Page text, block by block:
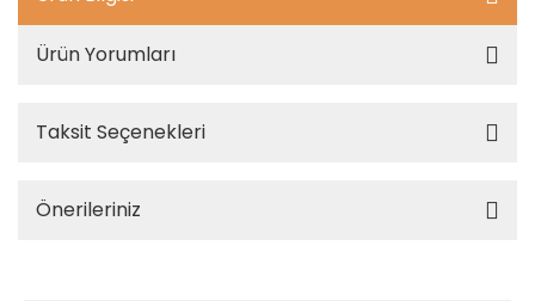
Ürün Yorumları
Taksit Seçenekleri
Önerileriniz